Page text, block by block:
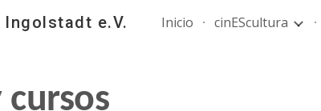
Skip to main content
Ingolstadt e.V. Inicio cinEScultura
cursos